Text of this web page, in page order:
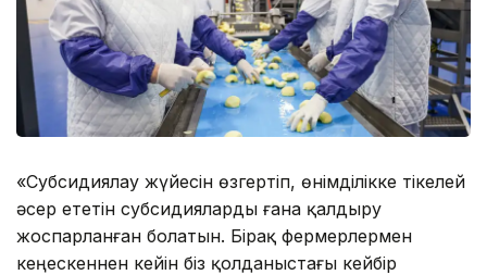
«Субсидиялау жүйесін өзгертіп, өнімділікке тікелей
әсер ететін субсидияларды ғана қалдыру
жоспарланған болатын. Бірақ фермерлермен
кеңескеннен кейін біз қолданыстағы кейбір